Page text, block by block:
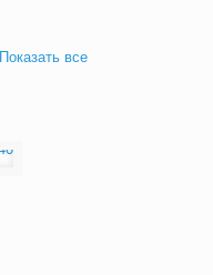
Показать все